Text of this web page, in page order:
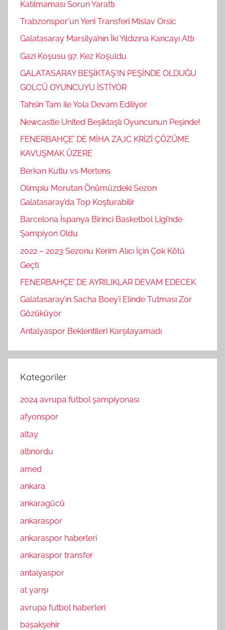
Katılmaması Sorun Yarattı
Trabzonspor‘un Yeni Transferi Mislav Orsic
Galatasaray Marsilya’nın İki Yıldızına Kancayı Attı
Gazi Koşusu 97. Kez Koşuldu
GALATASARAY BEŞİKTAŞ’IN PEŞİNDE OLDUĞU
GOLCÜ OYUNCUYU İSTİYOR
Tahsin Tam ile Yola Devam Ediliyor
Newcastle United Beşiktaşlı Oyuncunun Peşinde!
FENERBAHÇE’ DE MİHA ZAJC KRİZİ ÇÖZÜME
KAVUŞMAK ÜZERE
Berkan Kutlu vs Mertens
Olimpiu Morutan Önümüzdeki Sezon
Galatasaray’da Top Koşturabilir
Barcelona İspanya Birinci Basketbol Ligi’nde
Şampiyon Oldu
2022 – 2023 Sezonu Kerim Alıcı İçin Çok Kötü
Geçti
FENERBAHÇE’ DE AYRILIKLAR DEVAM EDECEK
Galatasaray’ın Sacha Boey’i Elinde Tutması Zor
Gözüküyor
Antalyaspor Beklentileri Karşılayamadı
Kategoriler
2024 avrupa futbol şampiyonası
afyonspor
altay
altınordu
amed
ankara
ankaragücü
ankaraspor
ankaraspor haberleri
ankaraspor transfer
antalyaspor
at yarışı
avrupa futbol haberleri
başakşehir